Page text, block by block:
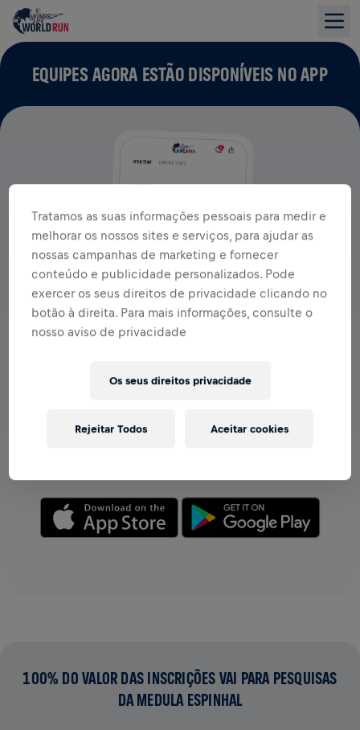
EQUIPES AGORA ESTÃO DISPONÍVEIS NO APP
Seja você membro de uma equipe ou crie a sua própria,
100% DO VALOR DAS INSCRIÇÕES VAI PARA PESQUISAS
DA MEDULA ESPINHAL
Tratamos as suas informações pessoais para medir e
melhorar os nossos sites e serviços, para ajudar as
nossas campanhas de marketing e fornecer
conteúdo e publicidade personalizados. Pode
exercer os seus direitos de privacidade clicando no
botão à direita. Para mais informações, consulte o
nosso aviso de privacidade
Os seus direitos privacidade
Rejeitar Todos Aceitar cookies